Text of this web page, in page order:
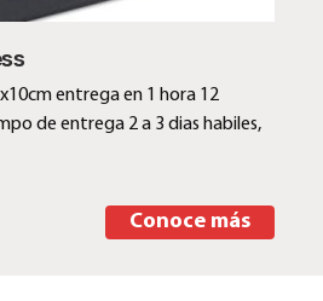
entrega en 1 hora 12
de entrega 2 a 3 dias habiles,
Conoce más